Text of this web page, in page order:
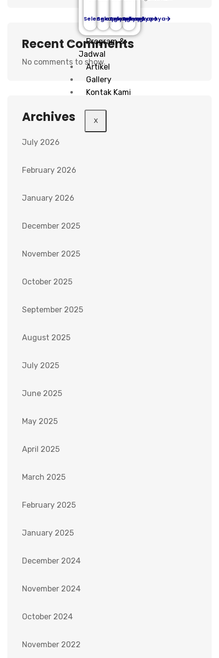
Selengkapnya
Selengkapnya
Selengkapnya
Selengkapnya
Program &
Jadwal
Artikel
Gallery
Kontak Kami
X
Recent Comments
No comments to show.
Archives
July 2026
February 2026
January 2026
December 2025
November 2025
October 2025
September 2025
August 2025
July 2025
June 2025
May 2025
April 2025
March 2025
February 2025
January 2025
December 2024
November 2024
October 2024
November 2022